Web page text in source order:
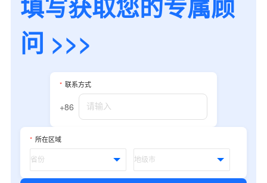
问 >>>
* 联系方式
+86
* 所在区域